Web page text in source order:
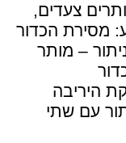
צעדים,
מסירת הכדור
– מותר
היריבה
עם שתי